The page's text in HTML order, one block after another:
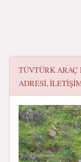
TÜVTÜRK ARAÇ
ADRESI,